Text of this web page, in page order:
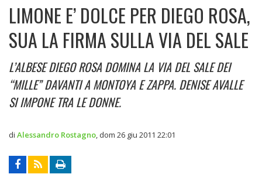
LIMONE E’ DOLCE PER DIEGO ROSA,
SUA LA FIRMA SULLA VIA DEL SALE
L’ALBESE DIEGO ROSA DOMINA LA VIA DEL SALE DEI
“MILLE” DAVANTI A MONTOYA E ZAPPA. DENISE AVALLE
SI IMPONE TRA LE DONNE.
di Alessandro Rostagno dom 26 giu 2011 22:01